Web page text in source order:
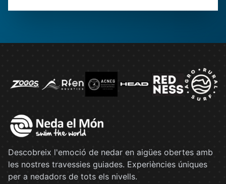
Descobreix l'emoció de nedar en aigües obertes amb
les nostres travessies guiades. Experiències úniques
per a nedadors de tots els nivells.